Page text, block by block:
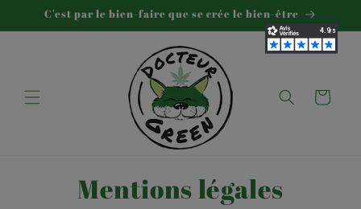
passer
au
C'est par le bien-faire que se crée le bien-être
Panier
Mentions légales